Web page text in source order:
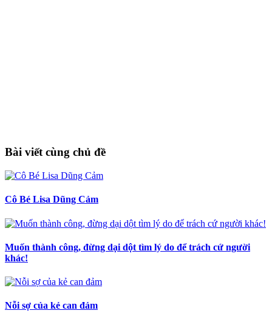
Bài viết cùng chủ đề
Cô Bé Lisa Dũng Cảm
Muốn thành công, đừng dại dột tìm lý do để trách cứ người
khác!
Nỗi sợ của kẻ can đảm